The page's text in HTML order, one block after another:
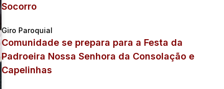
Socorro
Giro Paroquial
Comunidade se prepara para a Festa da
Padroeira Nossa Senhora da Consolação e
Capelinhas